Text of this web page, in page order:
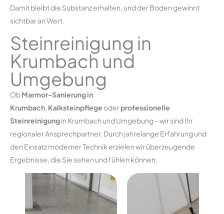
Damit bleibt die Substanz erhalten, und der Boden gewinnt
sichtbar an Wert.
Steinreinigung in
Krumbach und
Umgebung
ObMarmor-Sanierung in
Krumbach, Kalksteinpflegeoderprofessionelle
Steinreinigungin Krumbach und Umgebung – wir sind Ihr
regionaler Ansprechpartner. Durch jahrelange Erfahrung und
den Einsatz moderner Technik erzielen wir überzeugende
Ergebnisse, die Sie sehen und fühlen können.